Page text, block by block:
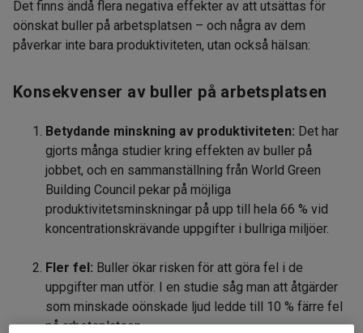
Det finns ändå flera negativa effekter av att utsättas för
oönskat buller på arbetsplatsen – och några av dem
påverkar inte bara produktiviteten, utan också hälsan:
Konsekvenser av buller på arbetsplatsen
Betydande minskning av produktiviteten: Det har
gjorts många studier kring effekten av buller på
jobbet, och en sammanställning från World Green
Building Council pekar på möjliga
produktivitetsminskningar på upp till hela 66 % vid
koncentrationskrävande uppgifter i bullriga miljöer.
Fler fel: Buller ökar risken för att göra fel i de
uppgifter man utför. I en studie såg man att åtgärder
som minskade oönskade ljud ledde till 10 % färre fel
på arbetsplatsen.